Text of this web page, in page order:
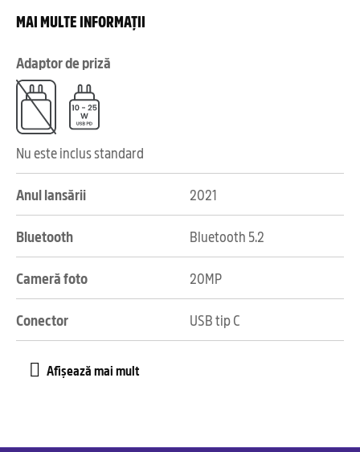
MAI MULTE INFORMAȚII
Adaptor de priză
Nu este inclus standard
Anul lansării 2021
Bluetooth Bluetooth 5.2
Cameră foto 20MP
Conector USB tip C